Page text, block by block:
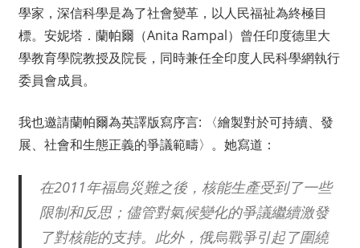
學家，深信科學是為了社會變革，以人民福祉為終極目
標。安妮塔．蘭帕爾（Anita Rampal）曾任印度德里大
學教育學院教授及院長，同時兼任全印度人民科學網執行
委員會成員。
我也邀請蘭帕爾為英譯版寫序言: 〈繪製對於可持續、發
展、社會和生態正義的爭議範疇〉。她寫道：
在2011年福島災難之後，核能生產受到了一些
限制和反思；儘管對氣候變化的爭議繼續激發
了對核能的支持。此外，俄烏戰爭引起了圍繞